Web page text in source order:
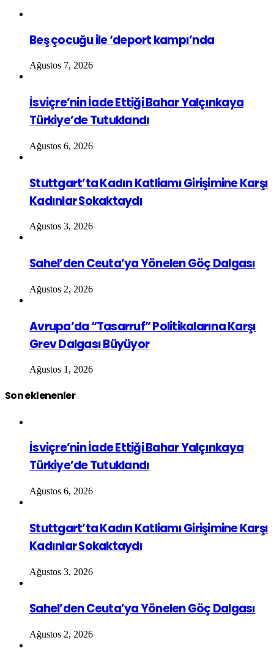
Beş çocuğu ile ‘deport kampı’nda
Ağustos 7, 2026
İsviçre’nin İade Ettiği Bahar Yalçınkaya
Türkiye’de Tutuklandı
Ağustos 6, 2026
Stuttgart’ta Kadın Katliamı Girişimine Karşı
Kadınlar Sokaktaydı
Ağustos 3, 2026
Sahel’den Ceuta’ya Yönelen Göç Dalgası
Ağustos 2, 2026
Avrupa’da “Tasarruf” Politikalarına Karşı
Grev Dalgası Büyüyor
Ağustos 1, 2026
Son eklenenler
İsviçre’nin İade Ettiği Bahar Yalçınkaya
Türkiye’de Tutuklandı
Ağustos 6, 2026
Stuttgart’ta Kadın Katliamı Girişimine Karşı
Kadınlar Sokaktaydı
Ağustos 3, 2026
Sahel’den Ceuta’ya Yönelen Göç Dalgası
Ağustos 2, 2026